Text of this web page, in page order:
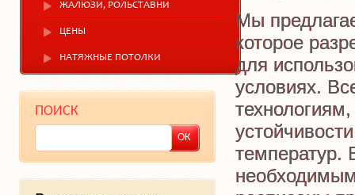
ЖАЛЮЗИ, РОЛЬСТАВНИ
ЦЕНЫ
НАТЯЖНЫЕ ПОТОЛКИ
ПОИСК
Мы
которое
для
условиях.
температур.